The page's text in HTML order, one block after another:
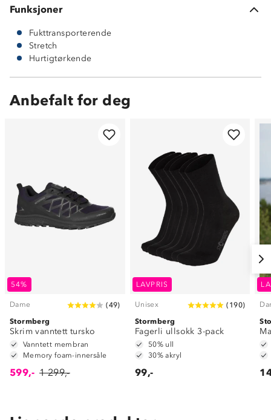
Funksjoner
Fukttransporterende
Stretch
Hurtigtørkende
Anbefalt for deg
54%
Dame (49)
Stormberg
Skrim vanntett tursko
Vanntett membran
Memory foam-innersåle
599,- 1 299,-
LAVPRIS
Unisex ( 190)
Stormberg
Fagerli ullsokk 3-pack
50% ull
30% akryl
99,-